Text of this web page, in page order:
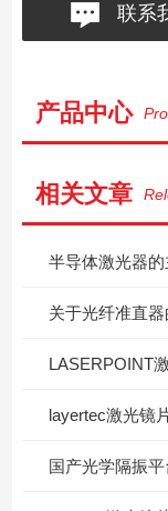
联系
产品中心
相关文章
半导体激光器
关于光纤准直
LASERPOINT
layertec激光镜
国产光学隔振